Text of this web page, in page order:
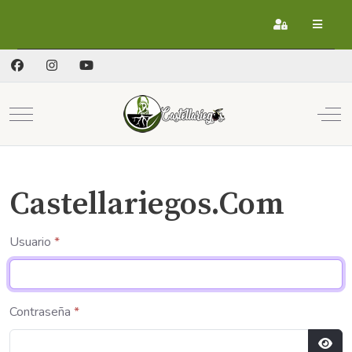
Registrarse
Mobile Menu Toggle
Castellariegos.Com
Usuario *
Contraseña *